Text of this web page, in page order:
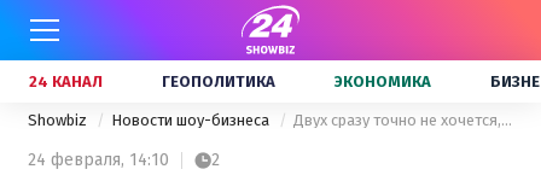
24 КАНАЛ ГЕОПОЛИТИКА ЭКОНОМИКА
Showbiz Новости шоу-бизнеса Двух сразу точно не хочется, – Настя Каменских сделала неожиданное заявление о материнстве
24 февраля, 14:10 2